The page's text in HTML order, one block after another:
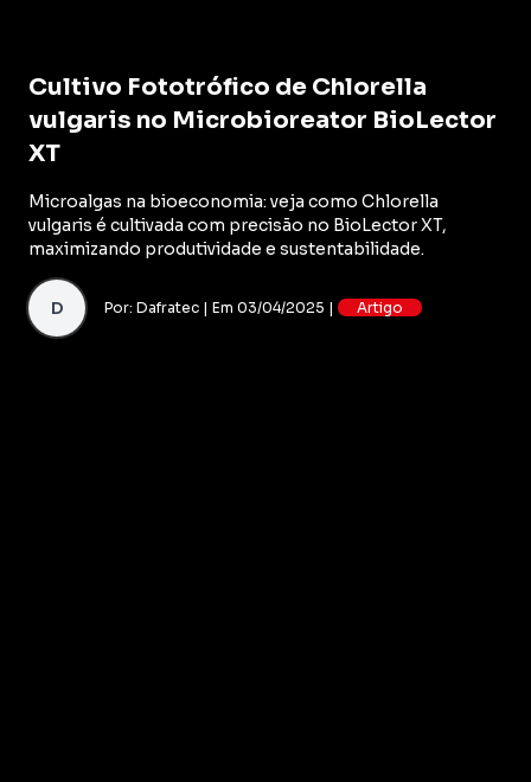
Cultivo Fototrófico de Chlorella
vulgaris no Microbioreator BioLector
XT
Microalgas na bioeconomia: veja como Chlorella
vulgaris é cultivada com precisão no BioLector XT,
maximizando produtividade e sustentabilidade.
D Por: Dafratec | Em 03/04/2025 | Artigo